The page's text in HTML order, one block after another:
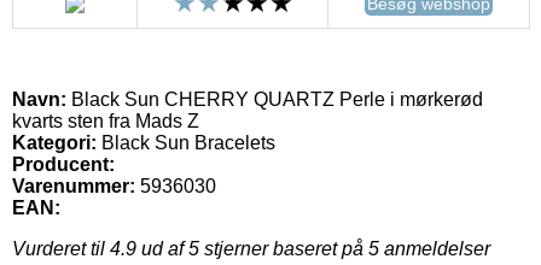
Navn: Black Sun CHERRY QUARTZ Perle i mørkerød
kvarts sten fra Mads Z
Kategori: Black Sun Bracelets
Producent:
Varenummer: 5936030
EAN:
Vurderet til 4.9 ud af 5 stjerner baseret på 5 anmeldelser